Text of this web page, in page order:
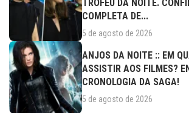
TROFÉU DA NOITE.
COMPLETA DE...
5 de agosto de 2026
ANJOS DA NOITE :: EM
ASSISTIR AOS FILMES?
CRONOLOGIA DA SAGA!
5 de agosto de 2026